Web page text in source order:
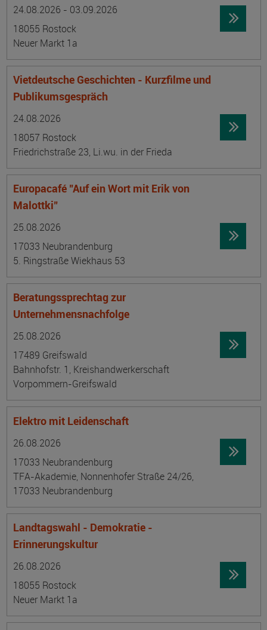
24.08.2026 - 03.09.2026
18055 Rostock
Neuer Markt 1a
Vietdeutsche Geschichten - Kurzfilme und
Publikumsgespräch
24.08.2026
18057 Rostock
Friedrichstraße 23, Li.wu. in der Frieda
Europacafé "Auf ein Wort mit Erik von
Malottki"
25.08.2026
17033 Neubrandenburg
5. Ringstraße Wiekhaus 53
Beratungssprechtag zur
Unternehmensnachfolge
25.08.2026
17489 Greifswald
Bahnhofstr. 1, Kreishandwerkerschaft
Vorpommern-Greifswald
Elektro mit Leidenschaft
26.08.2026
17033 Neubrandenburg
TFA-Akademie, Nonnenhofer Straße 24/26,
17033 Neubrandenburg
Landtagswahl - Demokratie -
Erinnerungskultur
26.08.2026
18055 Rostock
Neuer Markt 1a